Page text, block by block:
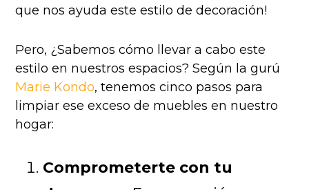
que nos ayuda este estilo de decoración!
Pero, ¿Sabemos cómo llevar a cabo este
estilo en nuestros espacios? Según la gurú
Marie Kondo, tenemos cinco pasos para
limpiar ese exceso de muebles en nuestro
hogar:
Comprometerte con tu